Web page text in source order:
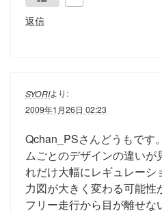
返信
SYORIより:
2009年1月26日 02:23
Qchan_PSさんどうもです
ムごとのデザインの違いが
れだけ大幅にレギュレーシ
力図が大きく変わる可能
フリー走行から目が離せな